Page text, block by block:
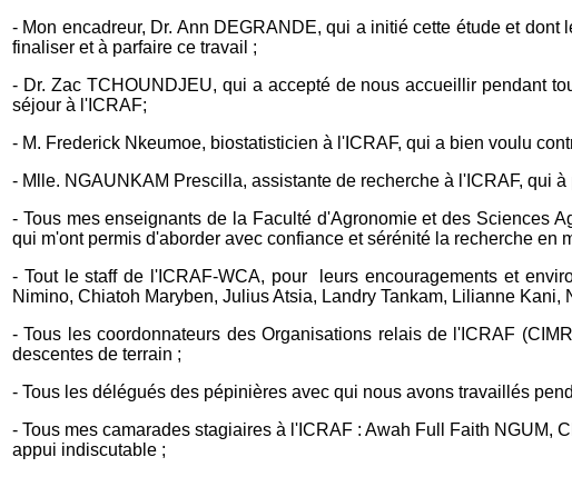
- Mon encadreur, Dr. Ann DEGRANDE, qui a initié cette étude et
finaliser et à parfaire ce travail ;
- Dr. Zac TCHOUNDJEU, qui a accepté de nous accueillir pendant
séjour à l'ICRAF;
- M. Frederick Nkeumoe, biostatisticien à l'ICRAF, qui a bien voulu
- Mlle. NGAUNKAM Prescilla, assistante de recherche à l'ICRAF, qui
- Tous mes enseignants de la Faculté d'Agronomie et des Sciences
qui m'ont permis d'aborder avec confiance et sérénité la recherche en
- Tout le staff de l'ICRAF-WCA, pour leurs encouragements et
Nimino, Chiatoh Maryben, Julius Atsia, Landry Tankam, Lilianne
- Tous les coordonnateurs des Organisations relais de l'ICRAF
descentes de terrain ;
- Tous les délégués des pépinières avec qui nous avons travaillés
- Tous mes camarades stagiaires à l'ICRAF : Awah Full Faith NGUM,
appui indiscutable ;